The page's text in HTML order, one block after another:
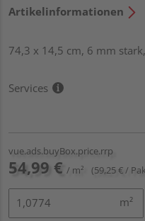
Artikelinformationen
74,3 x 14,5 cm, 6 mm
Services
vue.ads.buyBox.price.rrp
54,99 € / m² (59,25 € /
m²